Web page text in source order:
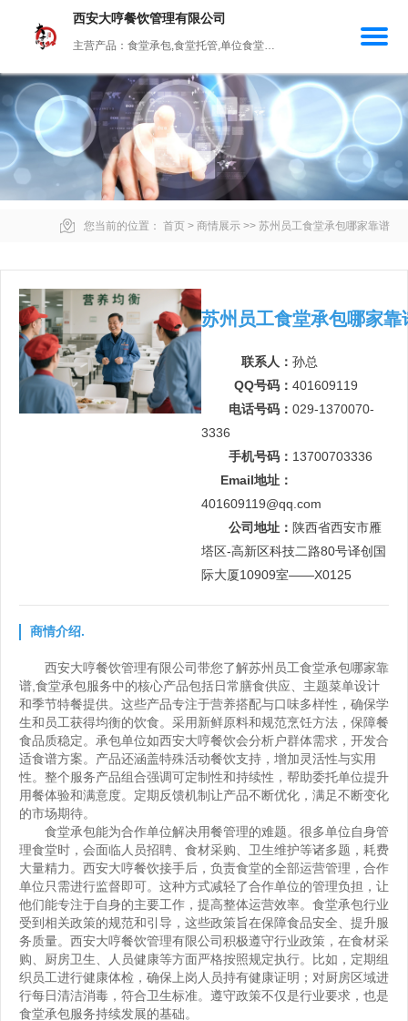
西安大哼餐饮管理有限公司
主营产品：食堂承包,食堂托管,单位食堂承包,中小学食堂承包,劳务食堂
您当前的位置： 首页 > 商情展示 >> 苏州员工食堂承包哪家靠谱
苏州员工食堂承包哪家靠
联系人： 孙总
QQ号码： 401609119
电话号码： 029-1370070-
3336
手机号码： 13700703336
Email地址：
401609119@qq.com
公司地址： 陕西省西安市雁
塔区-高新区科技二路80号译创国
际大厦10909室——X0125
商情介绍.
西安大哼餐饮管理有限公司带您了解苏州员工食堂承包哪家靠
谱,食堂承包服务中的核心产品包括日常膳食供应、主题菜单设计
和季节特餐提供。这些产品专注于营养搭配与口味多样性，确保学
生和员工获得均衡的饮食。采用新鲜原料和规范烹饪方法，保障餐
食品质稳定。承包单位如西安大哼餐饮会分析户群体需求，开发合
适食谱方案。产品还涵盖特殊活动餐饮支持，增加灵活性与实用
性。整个服务产品组合强调可定制性和持续性，帮助委托单位提升
用餐体验和满意度。定期反馈机制让产品不断优化，满足不断变化
的市场期待。
食堂承包能为合作单位解决用餐管理的难题。很多单位自身管
理食堂时，会面临人员招聘、食材采购、卫生维护等诸多题，耗费
大量精力。西安大哼餐饮接手后，负责食堂的全部运营管理，合作
单位只需进行监督即可。这种方式减轻了合作单位的管理负担，让
他们能专注于自身的主要工作，提高整体运营效率。食堂承包行业
受到相关政策的规范和引导，这些政策旨在保障食品安全、提升服
务质量。西安大哼餐饮管理有限公司积极遵守行业政策，在食材采
购、厨房卫生、人员健康等方面严格按照规定执行。比如，定期组
织员工进行健康体检，确保上岗人员持有健康证明；对厨房区域进
行每日清洁消毒，符合卫生标准。遵守政策不仅是行业要求，也是
食堂承包服务持续发展的基础。